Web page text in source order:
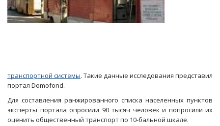
транспортной системы. Такие данные исследования представил
портал Domofond.
Для составления ранжированного списка населенных пунктов
эксперты портала опросили 90 тысяч человек и попросили их
оценить общественный транспорт по 10-бальной шкале.